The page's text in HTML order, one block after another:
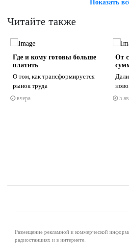
Показать
Читайте также
Где и кому готовы больше
платить
О том, как трансформируется
рынок труда
вчера
От
5
Размещение рекламной и коммерческой
радиостанциях и в интернете.